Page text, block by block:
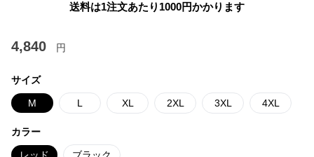
送料は1注文あたり 1000円かかります
4,840 円
サイズ
M L XL 2XL 3XL 4XL
カラー